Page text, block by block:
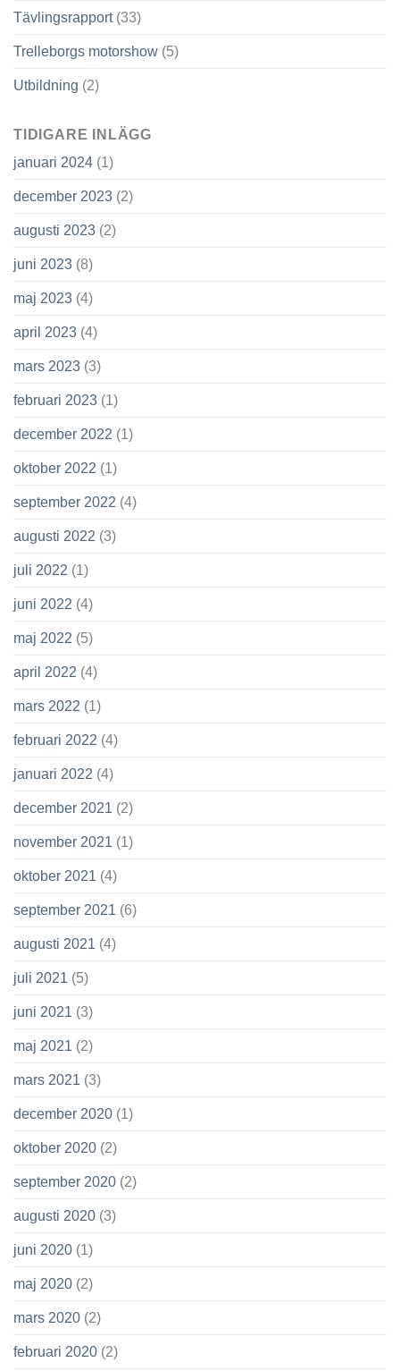
Tävlingsrapport(33)
Trelleborgs motorshow (5)
Utbildning (2)
TIDIGARE INLÄGG
januari 2024 (1)
december 2023 (2)
augusti 2023 (2)
juni 2023 (8)
maj 2023 (4)
april 2023 (4)
mars 2023 (3)
februari 2023 (1)
december 2022 (1)
oktober 2022 (1)
september 2022 (4)
augusti 2022 (3)
juli 2022 (1)
juni 2022 (4)
maj 2022 (5)
april 2022 (4)
mars 2022 (1)
februari 2022 (4)
januari 2022 (4)
december 2021 (2)
november 2021 (1)
oktober 2021 (4)
september 2021 (6)
augusti 2021 (4)
juli 2021 (5)
juni 2021 (3)
maj 2021 (2)
mars 2021 (3)
december 2020 (1)
oktober 2020 (2)
september 2020 (2)
augusti 2020 (3)
juni 2020 (1)
maj 2020 (2)
mars 2020 (2)
februari 2020 (2)